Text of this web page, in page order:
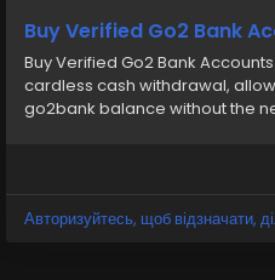
Go2Bank#DigitalBanking
#BankingOnboarding
Buy Verified Go2 Bank
Buy Verified Go2 Bank
cardless cash withdrawal,
go2bank balance without the
Авторизуйтесь, щоб відзначати,